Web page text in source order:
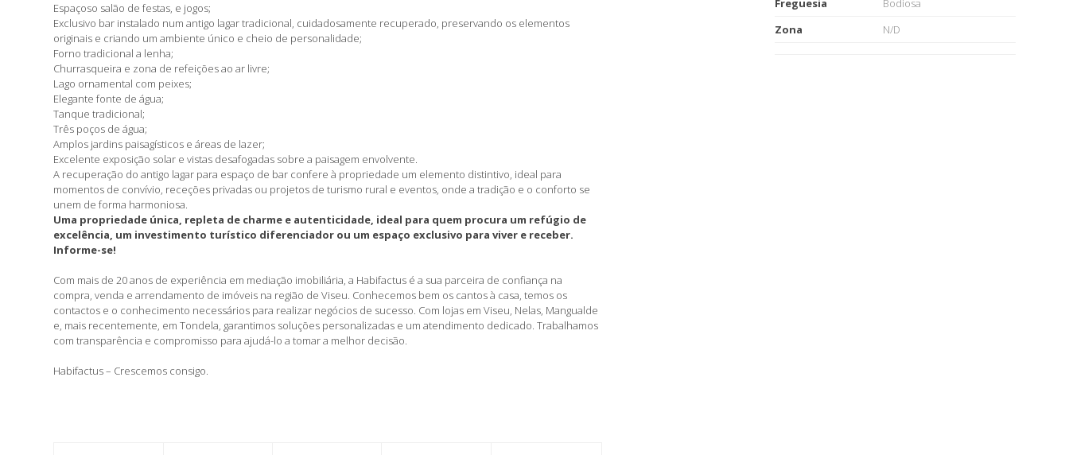
Espaçoso salão de festas, e jogos;
Exclusivo bar instalado num antigo lagar tradicional, cuidadosamente recuperado, preservando os elementos
originais e criando um ambiente único e cheio de personalidade;
Forno tradicional a lenha;
Churrasqueira e zona de refeições ao ar livre;
Lago ornamental com peixes;
Elegante fonte de água;
Tanque tradicional;
Três poços de água;
Amplos jardins paisagísticos e áreas de lazer;
Excelente exposição solar e vistas desafogadas sobre a paisagem envolvente.
A recuperação do antigo lagar para espaço de bar confere à propriedade um elemento distintivo, ideal para
momentos de convívio, receções privadas ou projetos de turismo rural e eventos, onde a tradição e o conforto se
unem de forma harmoniosa.
Uma propriedade única, repleta de charme e autenticidade, ideal para quem procura um refúgio de
excelência, um investimento turístico diferenciador ou um espaço exclusivo para viver e receber.
Informe-se!
Com mais de 20 anos de experiência em mediação imobiliária, a Habifactus é a sua parceira de confiança na
compra, venda e arrendamento de imóveis na região de Viseu. Conhecemos bem os cantos à casa, temos os
contactos e o conhecimento necessários para realizar negócios de sucesso. Com lojas em Viseu, Nelas, Mangualde
e, mais recentemente, em Tondela, garantimos soluções personalizadas e um atendimento dedicado. Trabalhamos
com transparência e compromisso para ajudá-lo a tomar a melhor decisão.
Habifactus – Crescemos consigo.
Freguesia
Bodiosa
Zona
N/D